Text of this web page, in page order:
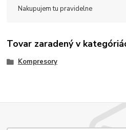
Nakupujem tu pravidelne
Tovar zaradený v
Kompresory